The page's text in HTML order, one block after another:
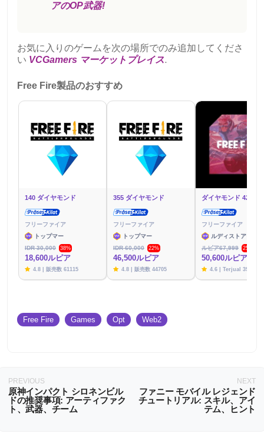
アのOP武器!
お気に入りのゲームを次の場所でのみ追加してくださ
い VCGamers マーケットプレイス.
Free Fire製品のおすすめ
140 ダイヤモンド
フリーファイア
トップマー
IDR 30,000
38%
18,600ルピア
4.8 | 販売数 61115
355 ダイヤモンド
フリーファイア
トップマー
IDR 60,000
22%
46,500ルピア
4.8 | 販売数 44705
ダイヤモンド 425 個
フリーファイア
ルディストアーズ
ルピア67,999
25%
50,600ルピア
4.6 | Terjual 39782
Free Fire Games Opt Web2
PREVIOUS
原神インパクト シロネンビル
ドの推奨事項: アーティファク
ト、武器、チーム
NEXT
ファニー モバイル レジェンド
チュートリアル: スキル、アイ
テム、ヒント